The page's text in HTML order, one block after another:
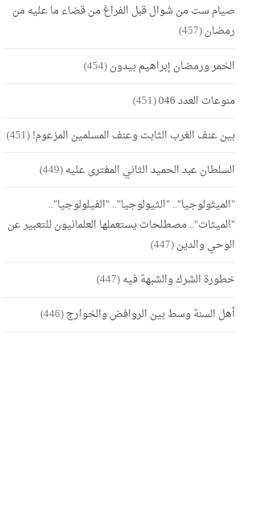
صيام ست من شوال قبل الفراغ من قضاء ما عليه من
رمضان(457)
الخمر ورمضان إبراهيم بيدون(454)
منوعات العدد 046
(451)
بين عنف الغرب الثابت وعنف المسلمين المزعوم!(451)
السلطان عبد الحميد الثاني المفترى عليه(449)
"الميثولوجيا".. "الثيولوجيا".. "الفيلولوجيا"..
"الميثات".. مصطلحات يستعملها العلمانيون للتعبير عن
الوحي والدين(447)
خطورة الشرك والشبهة فيه(447)
أهل السنة وسط بين الروافض والخوارج(446)